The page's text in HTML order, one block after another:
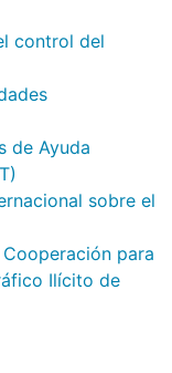
control del
de Ayuda
sobre el
Cooperación para
Ilícito de